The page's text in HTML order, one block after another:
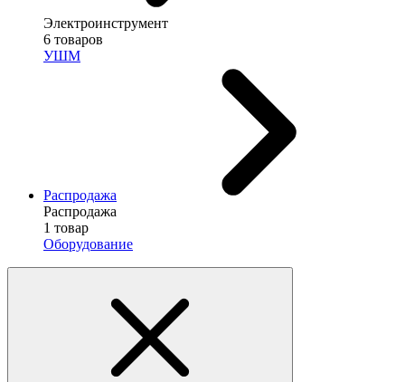
Электроинструмент
6 товаров
УШМ
Распродажа
Распродажа
1 товар
Оборудование